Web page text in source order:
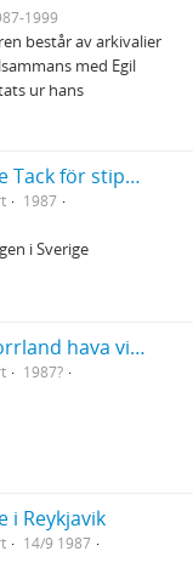
1999
består av arkivalier
med Egil
ur hans
Manuskript till anförande Tack för stipendium utdelat av Svenska Folkbildningsförbundet i Halmstad
1987
i Sverige
Utkast till anförande I Norrland hava vi en stor del av Sverige
1987?
i Reykjavik
14/9 1987